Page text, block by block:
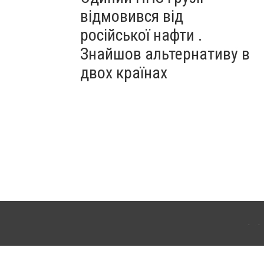
відмовився від
російської нафти .
Знайшов альтернативу в
двох країнах